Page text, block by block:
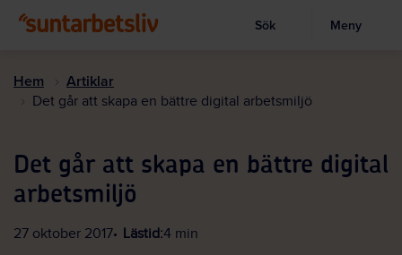
huvudinnehållet
Visa sökruta
Sök Meny
Hem Artiklar
Det går att skapa en bättre digital arbetsmiljö
Det går att skapa en bättre digital
arbetsmiljö
27 oktober 2017 Lästid:4 min